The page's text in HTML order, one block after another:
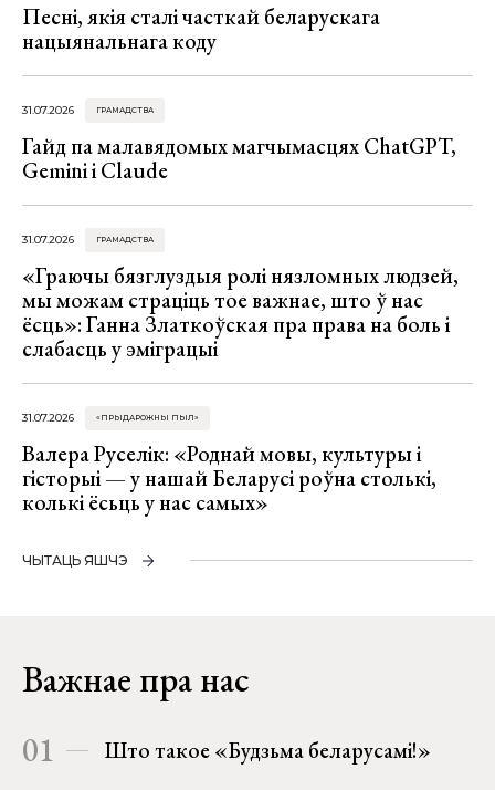
Песні, якія сталі часткай беларускага
нацыянальнага коду
31.07.2026 ГРАМАДСТВА
Гайд па малавядомых магчымасцях ChatGPT,
Gemini і Claude
31.07.2026 ГРАМАДСТВА
«Граючы бязглуздыя ролі нязломных людзей,
мы можам страціць тое важнае, што ў нас
ёсць»: Ганна Златкоўская пра права на боль і
слабасць у эміграцыі
31.07.2026 «ПРЫДАРОЖНЫ ПЫЛ»
Валера Руселік: «Роднай мовы, культуры і
гісторыі — у нашай Беларусі роўна столькі,
колькі ёсьць у нас самых»
ЧЫТАЦЬ ЯШЧЭ
Важнае пра нас
01 Што такое «Будзьма беларусамі!»